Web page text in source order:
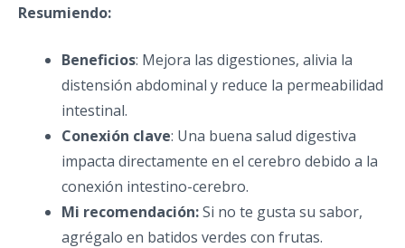
Resumiendo:
Beneficios: Mejora las digestiones, alivia la
distensión abdominal y reduce la permeabilidad
intestinal.
Conexión clave: Una buena salud digestiva
impacta directamente en el cerebro debido a la
conexión intestino-cerebro.
Mi recomendación:Si no te gusta su sabor,
agrégalo en batidos verdes con frutas.